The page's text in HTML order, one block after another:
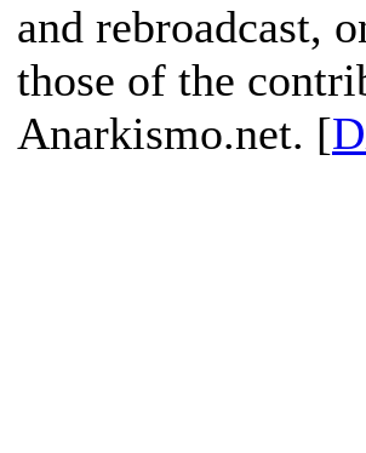
and rebroadcast,
those of the
Anarkismo.net. [